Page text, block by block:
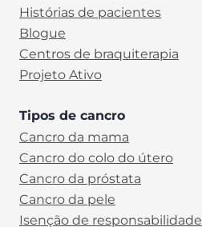
Histórias de pacientes
Blogue
Centros de braquiterapia
Projeto Ativo
Tipos de cancro
Cancro da mama
Cancro do colo do útero
Cancro da próstata
Cancro da pele
Isenção de responsabilidade